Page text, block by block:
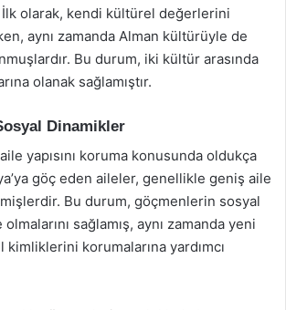
olarak, kendi kültürel değerlerini
aynı zamanda Alman kültürüyle de
Bu durum, iki kültür arasında
olanak sağlamıştır.
Dinamikler
yapısını koruma konusunda oldukça
göç eden aileler, genellikle geniş aile
Bu durum, göçmenlerin sosyal
sağlamış, aynı zamanda yeni
korumalarına yardımcı